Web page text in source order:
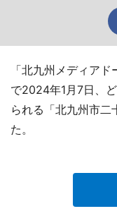
「北九州メディア
で2024年1月7日、
られる「北九州市二
た。